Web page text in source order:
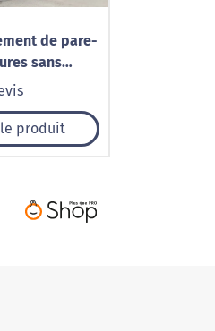
de pare-
sans
– 1001
produit